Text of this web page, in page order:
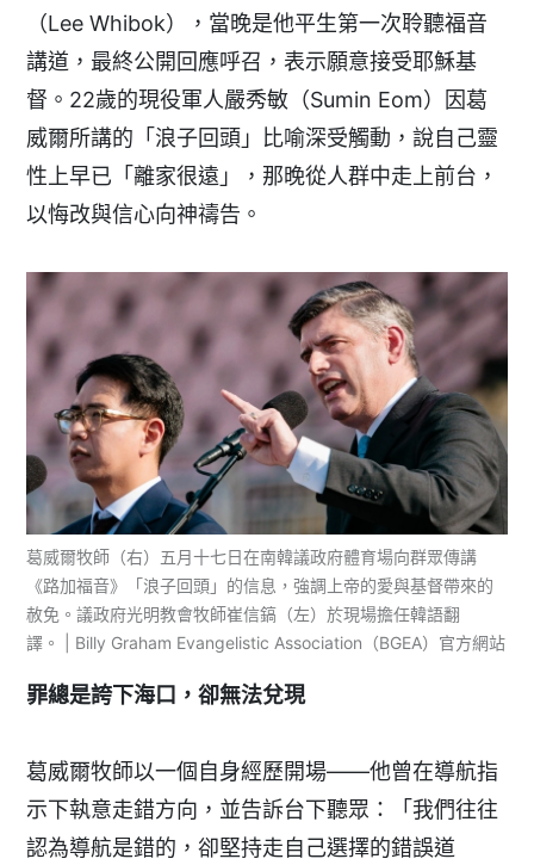
（Lee Whibok），當晚是他平生第一次聆聽福音
講道，最終公開回應呼召，表示願意接受耶穌基
督。22歲的現役軍人嚴秀敏（Sumin Eom）因葛
威爾所講的「浪子回頭」比喻深受觸動，說自己靈
性上早已「離家很遠」，那晚從人群中走上前台，
以悔改與信心向神禱告。
葛威爾牧師（右）五月十七日在南韓議政府體育場向群眾傳講
《路加福音》「浪子回頭」的信息，強調上帝的愛與基督帶來的
赦免。議政府光明教會牧師崔信鎬（左）於現場擔任韓語翻
譯。 | Billy Graham Evangelistic Association（BGEA）官方網站
罪總是誇下海口，卻無法兌現
葛威爾牧師以一個自身經歷開場——他曾在導航指
示下執意走錯方向，並告訴台下聽眾：「我們往往
認為導航是錯的，卻堅持走自己選擇的錯誤道